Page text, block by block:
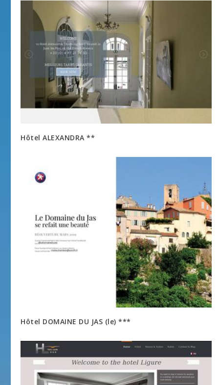
Hôtel ALEXANDRA **
Hôtel DOMAINE DU JAS (le) ***